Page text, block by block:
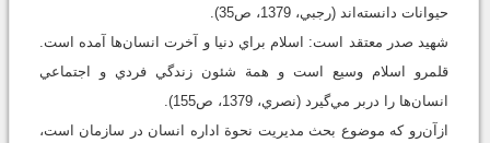
حيوانات دانسته‌اند (رجبي، 1379، ص35).
شهيد صدر معتقد است: اسلام براي دنيا و آخرت انسان‌ها آمده است.
قلمرو اسلام وسيع است و همة شئون زندگي فردي و اجتماعي
انسان‌ها را در‌بر مي‌گيرد (نصري، 1379، ص155).
ازآن‌رو که موضوع بحث مديريت نحوة اداره انسان در سازمان است،